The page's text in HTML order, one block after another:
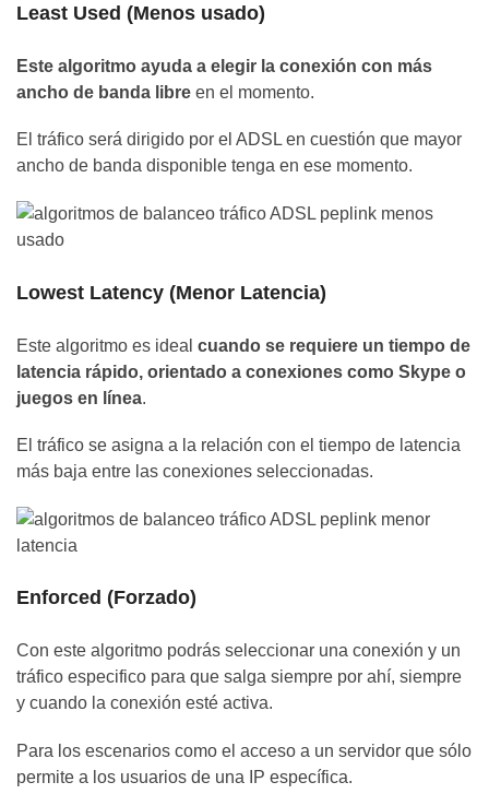
Least Used (Menos usado)
Este algoritmo ayuda a elegir la conexión con más
ancho de banda libre en el momento.
El tráfico será dirigido por el ADSL en cuestión que mayor
ancho de banda disponible tenga en ese momento.
Lowest Latency (Menor Latencia)
Este algoritmo es ideal cuando se requiere un tiempo de
latencia rápido, orientado a conexiones como Skype o
juegos en línea.
El tráfico se asigna a la relación con el tiempo de latencia
más baja entre las conexiones seleccionadas.
Enforced (Forzado)
Con este algoritmo podrás seleccionar una conexión y un
tráfico especifico para que salga siempre por ahí, siempre
y cuando la conexión esté activa.
Para los escenarios como el acceso a un servidor que sólo
permite a los usuarios de una IP específica.